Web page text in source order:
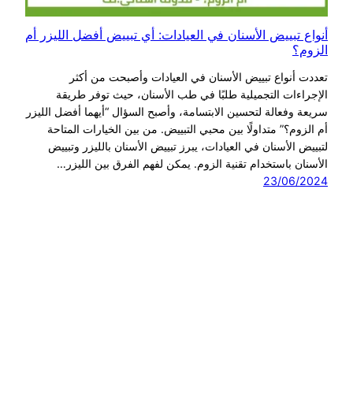
أنواع تبييض الأسنان في العيادات: أي تبييض أفضل الليزر أم
الزوم؟
تعددت أنواع تبييض الأسنان في العيادات وأصبحت من أكثر
الإجراءات التجميلية طلبًا في طب الأسنان، حيث توفر طريقة
سريعة وفعالة لتحسين الابتسامة، وأصبح السؤال “أيهما أفضل الليزر
أم الزوم؟” متداولًا بين محبي التبييض. من بين الخيارات المتاحة
لتبييض الأسنان في العيادات، يبرز تبييض الأسنان بالليزر وتبييض
الأسنان باستخدام تقنية الزوم. يمكن لفهم الفرق بين الليزر…
23/06/2024